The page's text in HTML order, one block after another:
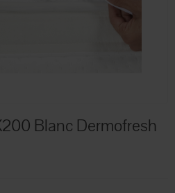
Blanc Dermofresh